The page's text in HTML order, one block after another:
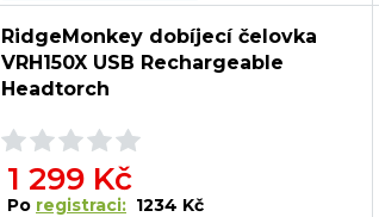
RidgeMonkey dobíjecí čelovka
VRH150X USB Rechargeable
Headtorch
1 299 Kč
Po registraci: 1234 Kč